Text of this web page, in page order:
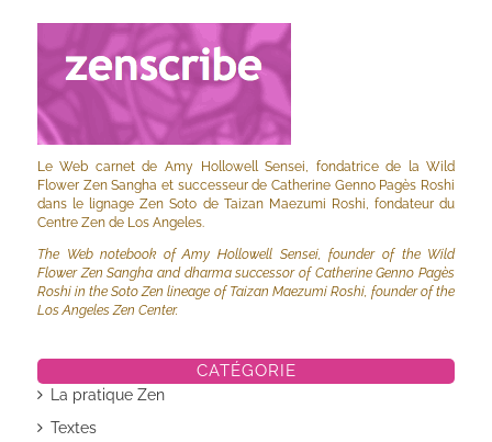
Le Web carnet de Amy Hollowell Sensei, fondatrice de la Wild
Flower Zen Sangha et successeur de Catherine Genno Pagès Roshi
dans le lignage Zen Soto de Taizan Maezumi Roshi, fondateur du
Centre Zen de Los Angeles.
The Web notebook of Amy Hollowell Sensei, founder of the Wild
Flower Zen Sangha and dharma successor of Catherine Genno Pagès
Roshi in the Soto Zen lineage of Taizan Maezumi Roshi, founder of the
Los Angeles Zen Center.
CATÉGORIE
La pratique Zen
Textes